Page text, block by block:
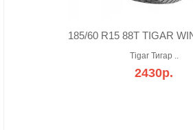
185/60 R15 88T TIGAR
Tigar Тигар ..
2430р.